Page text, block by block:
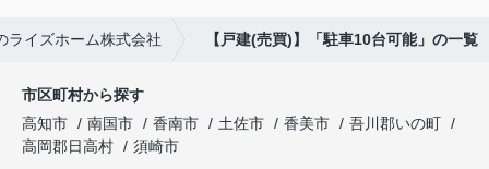
ライズホーム株式会社 【戸建(売買)】「駐車10台可能」の一覧
市区町村から探す
高知市
南国市 香南市 土佐市 香美市
吾川郡いの町
高岡郡日高村
須崎市